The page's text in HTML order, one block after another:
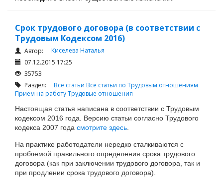
Срок трудового договора (в соответствии с
Трудовым Кодексом 2016)
Автор:
Киселева Наталья
07.12.2015 17:25
35753
Раздел: Все статьи Все статьи по Трудовым отношениям
Прием на работуТрудовые отношения
Настоящая статья написана в соответствии с Трудовым
кодексом 2016 года. Версию статьи согласно Трудового
кодекса 2007 года смотрите здесь
На практике работодатели нередко сталкиваются с
проблемой правильного определения срока трудового
договора (как при заключении трудового договора, так и
при продлении срока трудового договора).